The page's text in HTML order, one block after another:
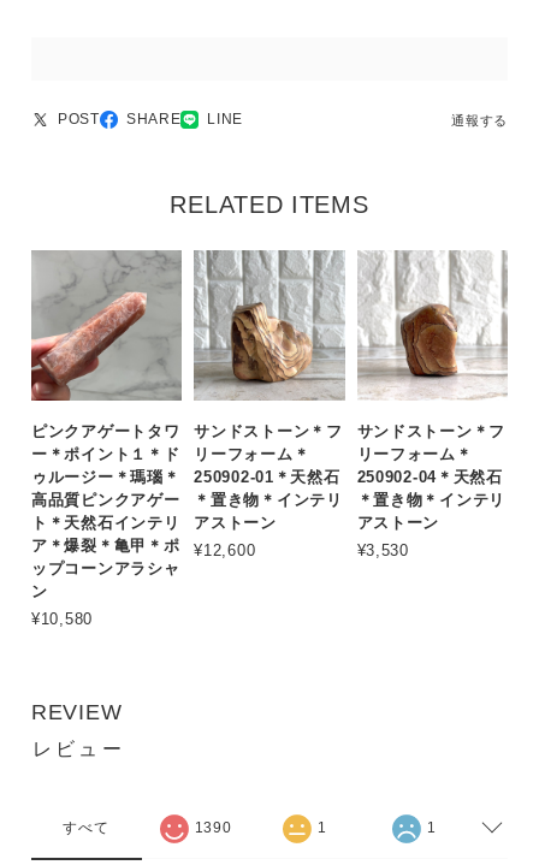
POST SHARE LINE 通報する
RELATED ITEMS
ピンクアゲートタワ
ー＊ポイント１＊ド
ゥルージー＊瑪瑙＊
高品質ピンクアゲー
ト＊天然石インテリ
ア＊爆裂＊亀甲＊ポ
ップコーンアラシャ
ン
¥10,580
サンドストーン＊フ
リーフォーム＊
250902-01＊天然石
＊置き物＊インテリ
アストーン
¥12,600
サンドストーン＊フ
リーフォーム＊
250902-04＊天然石
＊置き物＊インテリ
アストーン
¥3,530
REVIEW
レビュー
すべて 1390 1 1